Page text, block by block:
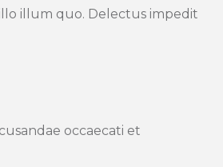
illum quo. Delectus impedit
occaecati et